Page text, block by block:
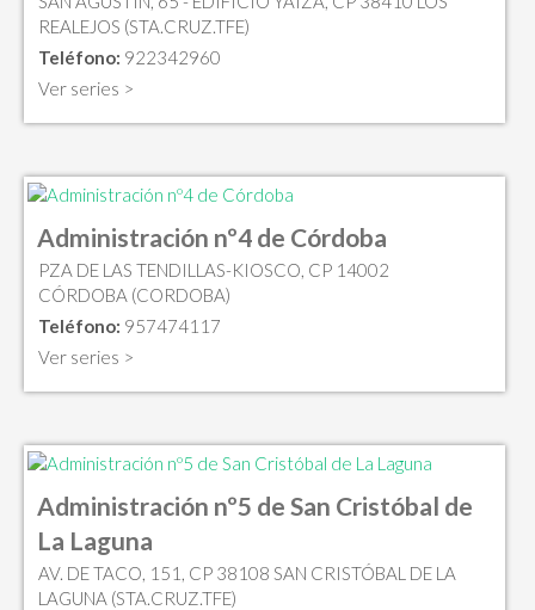
REALEJOS (STA.CRUZ.TFE)
Teléfono: 922342960
Ver series >
Administración nº4 de Córdoba
PZA DE LAS TENDILLAS-KIOSCO, CP 14002
CÓRDOBA (CORDOBA)
Teléfono: 957474117
Ver series >
Administración nº5 de San Cristóbal de
La Laguna
AV. DE TACO, 151, CP 38108 SAN CRISTÓBAL DE LA
LAGUNA (STA.CRUZ.TFE)